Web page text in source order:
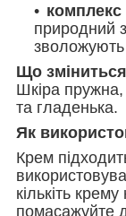
комплекс
природний
зволожують
Що
Шкіра
та гладенька.
Як
Крем
кількіть
помасажуйте